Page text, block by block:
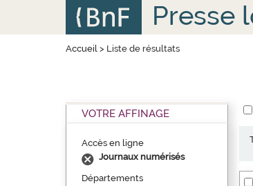
Presse
Accueil> Liste de résultats
VOTRE AFFINAGE
Accès en ligne
Journaux numérisés
Départements
Panneau de gestion des cookies